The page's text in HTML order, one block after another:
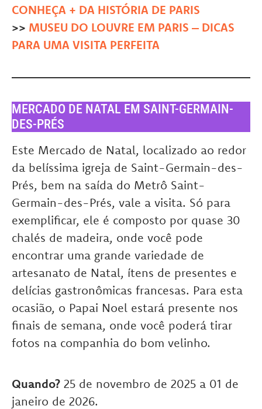
CONHEÇA + DA HISTÓRIA DE PARIS
>> MUSEU DO LOUVRE EM PARIS – DICAS
PARA UMA VISITA PERFEITA
MERCADO DE NATAL EM SAINT-GERMAIN-
DES-PRÉS
Este Mercado de Natal, localizado ao redor
da belíssima igreja de Saint-Germain-des-
Prés, bem na saída do Metrô Saint-
Germain-des-Prés, vale a visita. Só para
exemplificar, ele é composto por quase 30
chalés de madeira, onde você pode
encontrar uma grande variedade de
artesanato de Natal, ítens de presentes e
delícias gastronômicas francesas. Para esta
ocasião, o Papai Noel estará presente nos
finais de semana, onde você poderá tirar
fotos na companhia do bom velinho.
Quando? 25 de novembro de 2025 a 01 de
janeiro de 2026.